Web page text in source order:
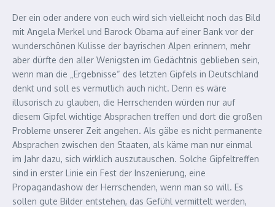
Der ein oder andere von euch wird sich vielleicht noch das Bild
mit Angela Merkel und Barock Obama auf einer Bank vor der
wunderschönen Kulisse der bayrischen Alpen erinnern, mehr
aber dürfte den aller Wenigsten im Gedächtnis geblieben sein,
wenn man die „Ergebnisse“ des letzten Gipfels in Deutschland
denkt und soll es vermutlich auch nicht. Denn es wäre
illusorisch zu glauben, die Herrschenden würden nur auf
diesem Gipfel wichtige Absprachen treffen und dort die großen
Probleme unserer Zeit angehen. Als gäbe es nicht permanente
Absprachen zwischen den Staaten, als käme man nur einmal
im Jahr dazu, sich wirklich auszutauschen. Solche Gipfeltreffen
sind in erster Linie ein Fest der Inszenierung, eine
Propagandashow der Herrschenden, wenn man so will. Es
sollen gute Bilder entstehen, das Gefühl vermittelt werden,